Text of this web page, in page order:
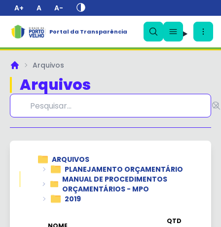
A+ A A-
Portal da Transparência
PrincipalArquivos
Arquivos
ARQUIVOS
PLANEJAMENTO ORÇAMENTÁRIO
MANUAL DE PROCEDIMENTOS
ORÇAMENTÁRIOS - MPO
2019
QTD
✕